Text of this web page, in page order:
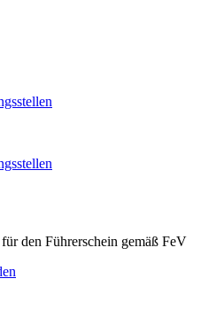
den Führerschein gemäß FeV